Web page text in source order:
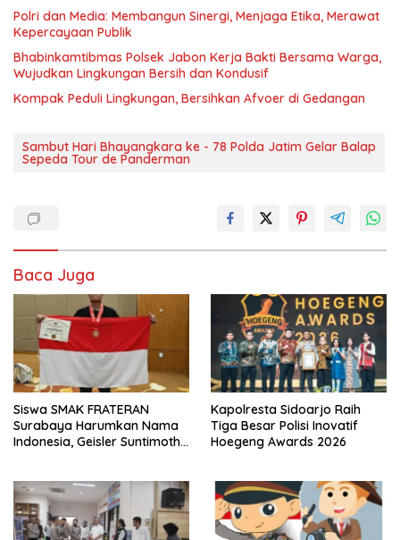
Polri dan Media: Membangun Sinergi, Menjaga Etika, Merawat
Kepercayaan Publik
Bhabinkamtibmas Polsek Jabon Kerja Bakti Bersama Warga,
Wujudkan Lingkungan Bersih dan Kondusif
Kompak Peduli Lingkungan, Bersihkan Afvoer di Gedangan
Sambut Hari Bhayangkara ke - 78 Polda Jatim Gelar Balap
Sepeda Tour de Panderman
Baca Juga
Siswa SMAK FRATERAN
Surabaya Harumkan Nama
Indonesia, Geisler Suntimothy
Kapolresta Sidoarjo Raih
Tiga Besar Polisi Inovatif
Hoegeng Awards 2026